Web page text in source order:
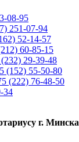
08-95
251-07-94
52-14-57
60-85-15
29-39-48
(152) 55-50-80
(222) 76-48-50
34
г. Минска